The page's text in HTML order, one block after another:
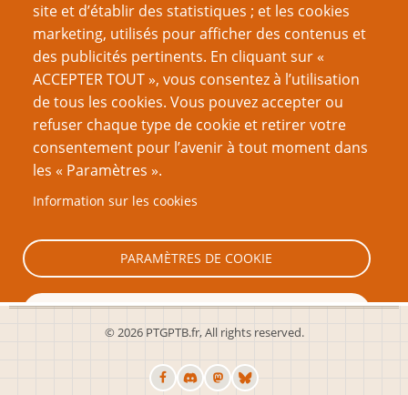
site et d’établir des statistiques ; et les cookies
marketing, utilisés pour afficher des contenus et
des publicités pertinents. En cliquant sur «
ACCEPTER TOUT », vous consentez à l’utilisation
de tous les cookies. Vous pouvez accepter ou
refuser chaque type de cookie et retirer votre
consentement pour l’avenir à tout moment dans
les « Paramètres ».
Information sur les cookies
PARAMÈTRES DE COOKIE
TOUT REFUSER
TOUT ACCEPTER
VOUS AIMEREZ AUSSI
J’ai gagné un prix
Manifeste pour la table ouverte 2 : De quoi une table
ouverte a-t-elle besoin ?
(communiqué) Ouverture de l’Académie PTGPTB de
Manifeste pour la table ouverte partie 1
© 2026 PTGPTB.fr, All rights reserved.